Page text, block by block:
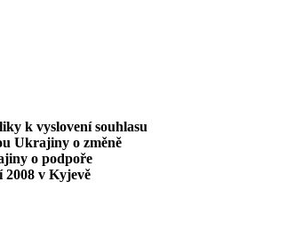
k vyslovení souhlasu
Ukrajiny o změně
o podpoře
2008 v Kyjevě